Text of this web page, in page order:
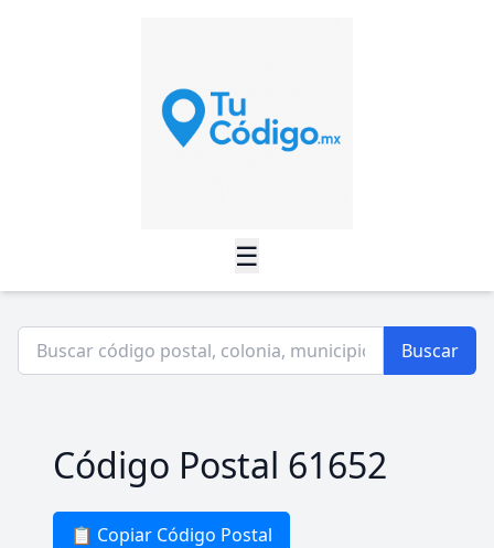
☰
Buscar
Código Postal 61652
📋 Copiar Código Postal